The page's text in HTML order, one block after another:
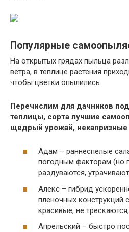
Популярные
На открытых грядах пыльца
ветра, в теплице растения
чтобы цветки опылились.
Перечислим для дачников
теплицы, сорта лучшие
щедрый урожай, некапризные
Адам – раннеспелые
погодным факторам (но
раздуваются,
Алекс – гибрид
пленочных конструкций
красивые, не трескаются;
Апрельский – быстро